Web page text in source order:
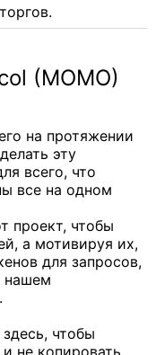
(MOMO)
на протяжении
эту
всего, что
все на одном
проект, чтобы
а мотивируя их,
для запросов,
нашем
чтобы
не копировать